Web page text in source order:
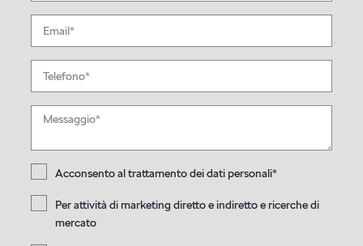
Acconsento al trattamento dei dati personali*
Per attività di marketing diretto e indiretto e ricerche di
mercato